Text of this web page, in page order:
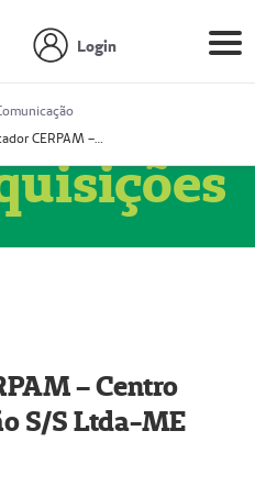
Login
Prestador CERPAM – Centro de Reabilitação S/S Ltda-ME (52004274-8)
– Centro
S/S Ltda-ME